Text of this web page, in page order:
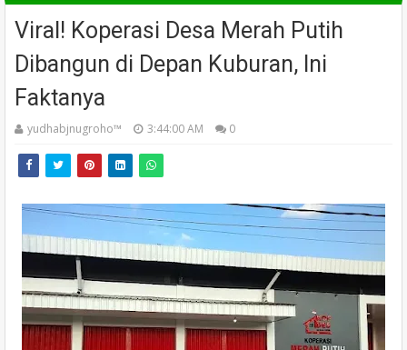
Viral! Koperasi Desa Merah Putih
Dibangun di Depan Kuburan, Ini
Faktanya
yudhabjnugroho™️ 3:44:00 AM 0